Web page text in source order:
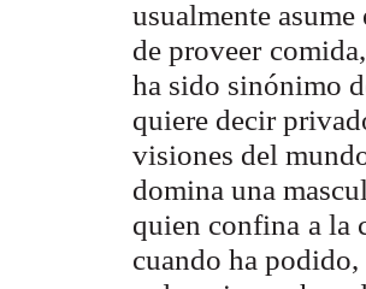
usualmente asume
de proveer
ha sido sinónimo
quiere decir
visiones del
domina una
quien confina a la
cuando ha